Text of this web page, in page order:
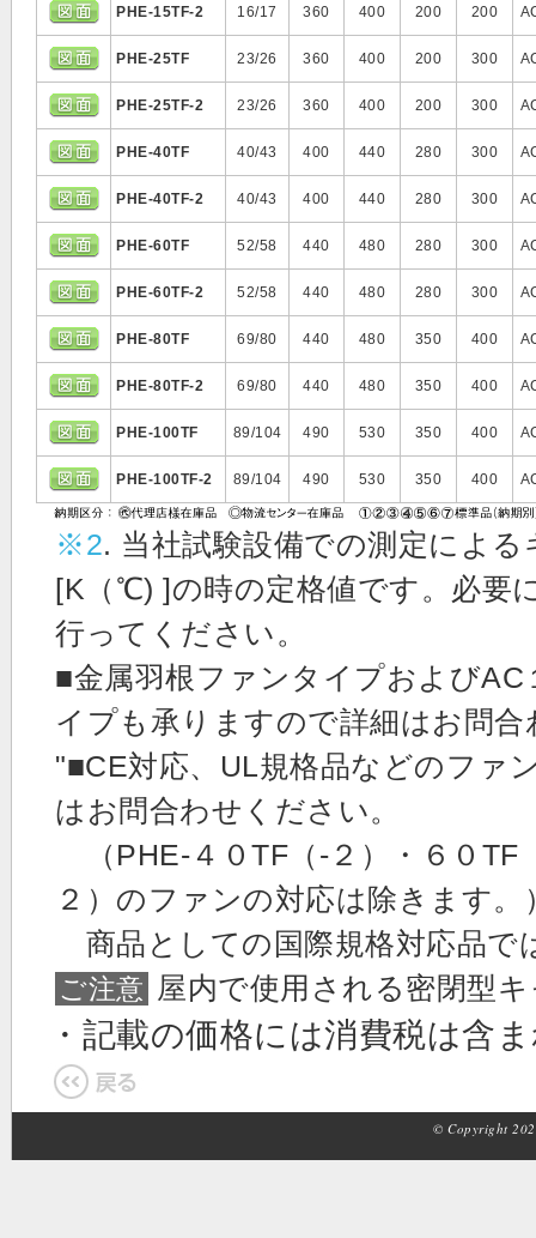
PHE-15TF-2 16/17 360 400 200 200
PHE-25TF 23/26 360 400 200 300
PHE-25TF-2 23/26 360 400 200 300
PHE-40TF 40/43 400 440 280 300
PHE-40TF-2 40/43 400 440 280 300
PHE-60TF 52/58 440 480 280 300
PHE-60TF-2 52/58 440 480 280 300
PHE-80TF 69/80 440 480 350 400
PHE-80TF-2 69/80 440 480 350 400
PHE-100TF 89/104 490 530 350 400
PHE-100TF-2 89/104 490 530 350 400
※2. 当社試験設備での測定によ
[K（℃) ]の時の定格値です。必要
行ってください。
■金属羽根ファンタイプおよび
イプも承りますので詳細はお問
"■CE対応、UL規格品などのファ
はお問合わせください。
（PHE-４０TF（-２）・６０TF
２）のファンの対応は除きます。
商品としての国際規格対応品で
ご注意 屋内で使用される密閉型
・記載の価格には消費税は含
© Copyright